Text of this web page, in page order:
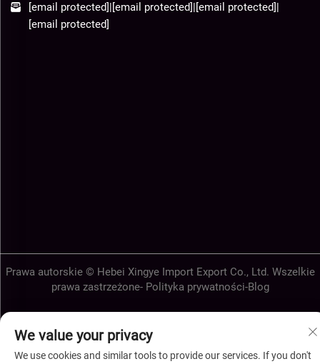
[email protected]|[email protected]|[email protected]|
[email protected]
Prawa autorskie © Hebei Xingye Import Export Co., Ltd. Wszelkie
prawa zastrzeżone- Polityka prywatności-Blog
We value your privacy
We use cookies and similar tools to provide our services. If you don't